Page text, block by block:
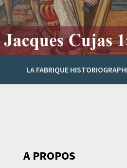
LA FABRIQUE
A PROPOS